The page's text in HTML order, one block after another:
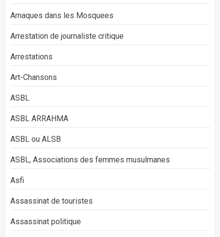
Arnaques dans les Mosquees
Arrestation de journaliste critique
Arrestations
Art-Chansons
ASBL
ASBL ARRAHMA
ASBL ou ALSB
ASBL, Associations des femmes musulmanes
Asfi
Assassinat de touristes
Assassinat politique